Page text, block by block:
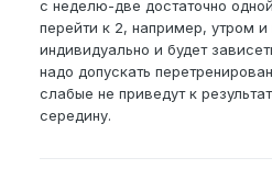
с неделю-две достаточно
перейти к 2, например, утром
индивидуально и будет
надо допускать
слабые не приведут к
середину.